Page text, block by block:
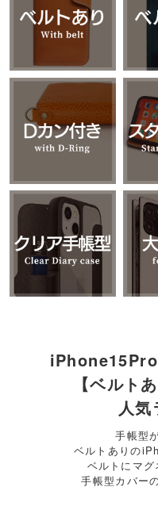
【ベルト
人
手帳型
ベルトありの
ベルトにマ
手帳型カバー